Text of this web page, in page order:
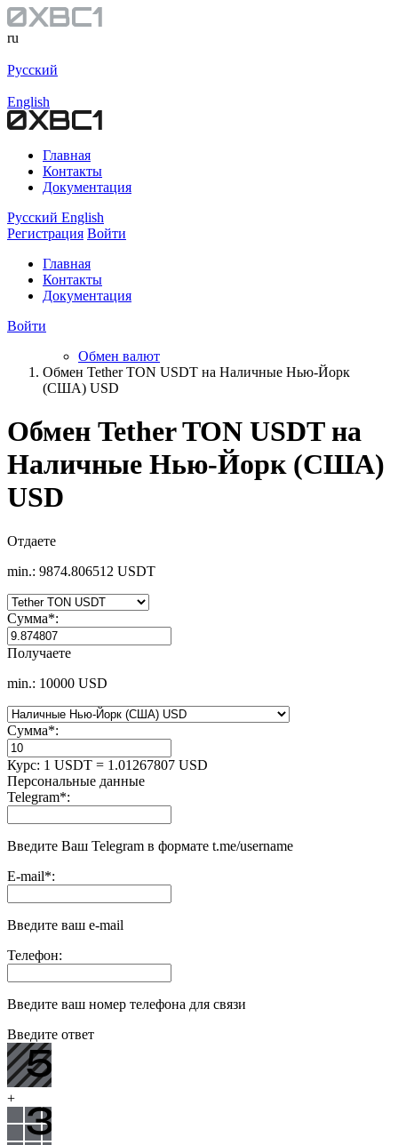
ru
Русский
English
Главная
Контакты
Документация
Русский English
Регистрация Войти
Главная
Контакты
Документация
Войти
Обмен валют
Обмен Tether TON USDT на Наличные Нью-Йорк
(США) USD
Обмен Tether TON USDT на
Наличные Нью-Йорк (США)
USD
Отдаете
min.: 9874.806512 USDT
Сумма*:
Получаете
min.: 10000 USD
Сумма*:
Курс: 1 USDT = 1.01267807 USD
Персональные данные
Telegram*:
Введите Ваш Telegram в формате t.me/username
E-mail*:
Введите ваш e-mail
Телефон:
Введите ваш номер телефона для связи
Введите ответ
+